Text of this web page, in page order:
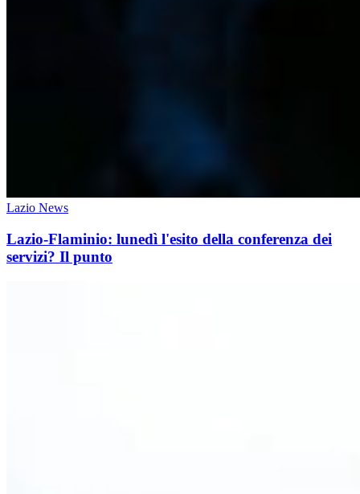
Lazio News
Lazio-Flaminio: lunedì l'esito della conferenza dei
servizi? Il punto